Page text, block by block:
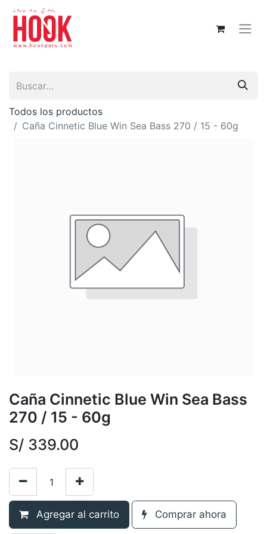
Todos los productos
Caña Cinnetic Blue Win Sea Bass 270 / 15 - 60g
Caña Cinnetic Blue Win Sea Bass
270 / 15 - 60g
S/ 339.00
Agregar al carrito Comprar ahora